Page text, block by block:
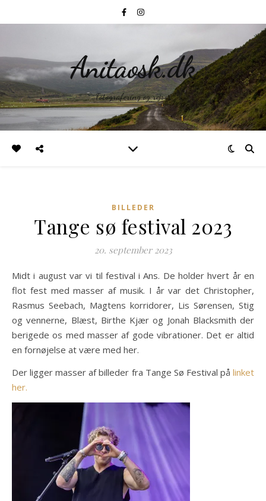
Anitaosk.dk
Fotografering og rejser
BILLEDER
Tange sø festival 2023
20. september 2023
Midt i august var vi til festival i Ans. De holder hvert år en
flot fest med masser af musik. I år var det Christopher,
Rasmus Seebach, Magtens korridorer, Lis Sørensen, Stig
og vennerne, Blæst, Birthe Kjær og Jonah Blacksmith der
berigede os med masser af gode vibrationer. Det er altid
en fornøjelse at være med her.
Der ligger masser af billeder fra Tange Sø Festival på linket
her.